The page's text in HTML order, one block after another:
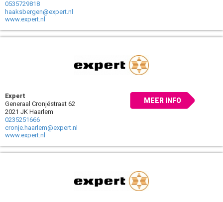
0535729818
haaksbergen@expert.nl
www.expert.nl
Expert
Generaal Cronjéstraat 62
2021 JK Haarlem
0235251666
cronje.haarlem@expert.nl
www.expert.nl
MEER INFO